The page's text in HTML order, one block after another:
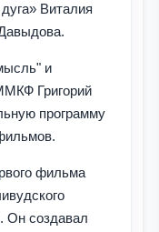
Виталия
и
Григорий
программу
фильма
Он создавал